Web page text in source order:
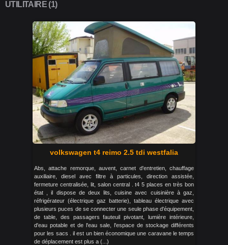
UTILITAIRE (1)
volkswagen t4 reimo 2.5 tdi westfalia
Abs, attache remorque, auvent, carnet d'entretien, chauffage
auxiliaire, diesel avec filtre à particules, direction assistée,
fermeture centralisée, lit, salon central . t4 5 places en très bon
état , il dispose de deux lits, cuisine avec cuisinière à gaz,
réfrigérateur (électrique gaz batterie), tableau électrique avec
plusieurs puces de se connecter une seule phase d'équipement,
de table, des passagers fauteuil pivotant, lumière intérieure,
d'eau potable et de l'eau sale, l'espace de stockage différents
pour les sacs . il est un bien économique une caravane le temps
de déplacement est plus a (...)